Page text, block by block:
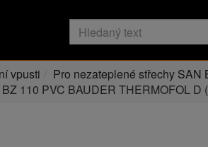
vpusti Pro nezateplené střechy SAN
110 PVC BAUDER THERMOFOL D